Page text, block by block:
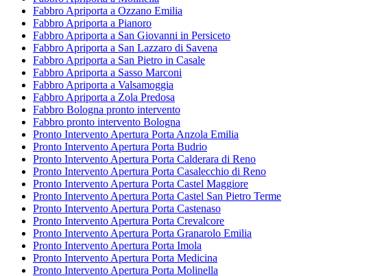
Fabbro Apriporta a Ozzano Emilia
Fabbro Apriporta a Pianoro
Fabbro Apriporta a San Giovanni in Persiceto
Fabbro Apriporta a San Lazzaro di Savena
Fabbro Apriporta a San Pietro in Casale
Fabbro Apriporta a Sasso Marconi
Fabbro Apriporta a Valsamoggia
Fabbro Apriporta a Zola Predosa
Fabbro Bologna pronto intervento
Fabbro pronto intervento Bologna
Pronto Intervento Apertura Porta Anzola Emilia
Pronto Intervento Apertura Porta Budrio
Pronto Intervento Apertura Porta Calderara di Reno
Pronto Intervento Apertura Porta Casalecchio di Reno
Pronto Intervento Apertura Porta Castel Maggiore
Pronto Intervento Apertura Porta Castel San Pietro Terme
Pronto Intervento Apertura Porta Castenaso
Pronto Intervento Apertura Porta Crevalcore
Pronto Intervento Apertura Porta Granarolo Emilia
Pronto Intervento Apertura Porta Imola
Pronto Intervento Apertura Porta Medicina
Pronto Intervento Apertura Porta Molinella